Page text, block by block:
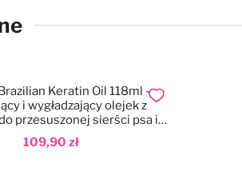
109,90 zł
Keratin Oil 118ml -
i wygładzający olejek z
przesuszonej sierści psa i
kota
Dodaj do ulubionych